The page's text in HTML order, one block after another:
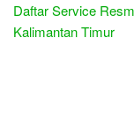
Daftar Service
Kalimantan Timur